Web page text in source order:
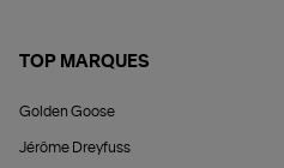
TOP MARQUES
Golden Goose
Jérôme Dreyfuss